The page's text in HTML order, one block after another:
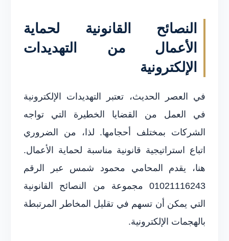
النصائح القانونية لحماية
الأعمال من التهديدات
الإلكترونية
في العصر الحديث، تعتبر التهديدات الإلكترونية
في العمل من القضايا الخطيرة التي تواجه
الشركات بمختلف أحجامها. لذا، من الضروري
اتباع استراتيجية قانونية مناسبة لحماية الأعمال.
هنا، يقدم المحامي محمود شمس عبر الرقم
01021116243 مجموعة من النصائح القانونية
التي يمكن أن تسهم في تقليل المخاطر المرتبطة
بالهجمات الإلكترونية.